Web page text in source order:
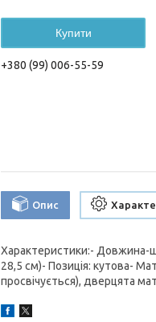
Купити
+380 (99) 006-55-59
Опис
Характеристики:- Довжина-
28,5 см)- Позиція: кутова-
просвічується), дверцята